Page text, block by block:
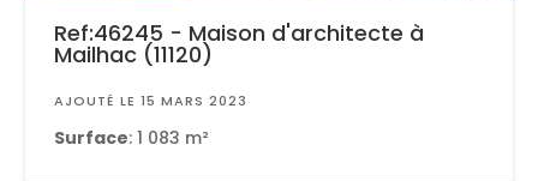
Ref:46245 - Maison d'architecte à
Mailhac (11120)
AJOUTÉ LE 15 MARS 2023
Surface: 1 083 m²